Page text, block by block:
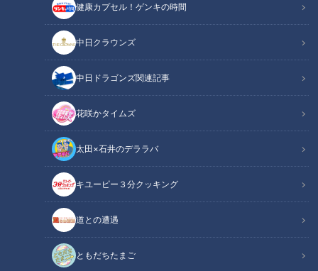
健康カプセル！ゲンキの時間
中日クラウンズ
中日ドラゴンズ関連記事
花咲かタイムズ
太田×石井のデララバ
キユーピー３分クッキング
道との遭遇
ともだちたまご
CBCテレビ：画像 『チャント！』
この記事の画像（全6枚）